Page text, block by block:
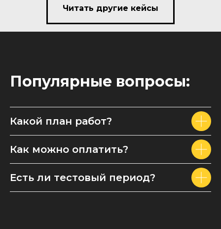
Читать другие кейсы
Популярные вопросы:
Какой план работ?
Как можно оплатить?
Есть ли тестовый период?